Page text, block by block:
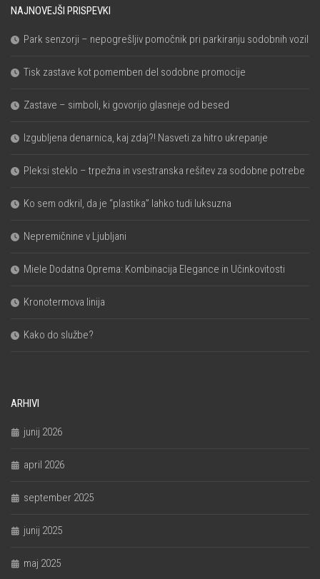
NAJNOVEJŠI PRISPEVKI
Park senzorji – nepogrešljiv pomočnik pri parkiranju sodobnih vozil
Tisk zastave kot pomemben del sodobne promocije
Zastave – simboli, ki govorijo glasneje od besed
Izgubljena denarnica, kaj zdaj?! Nasveti za hitro ukrepanje
Pleksi steklo – trpežna in vsestranska rešitev za sodobne potrebe
Ko sem odkril, da je “plastika” lahko tudi luksuzna
Nepremičnine v Ljubljani
Miele Dodatna Oprema: Kombinacija Elegance in Učinkovitosti
Kronotermova linija
Kako do službe?
ARHIVI
junij 2026
april 2026
september 2025
junij 2025
maj 2025